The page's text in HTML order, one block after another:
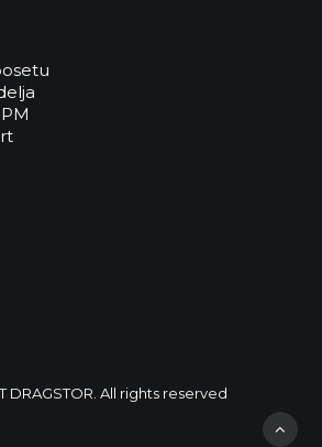
DRAGSTOR. All rights reserved